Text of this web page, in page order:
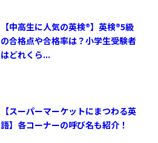
【中高生に人気の英検®︎】英検®︎5級
の合格点や合格率は？小学生受験者
はどれくら...
【スーパーマーケットにまつわる英
語】各コーナーの呼び名も紹介！